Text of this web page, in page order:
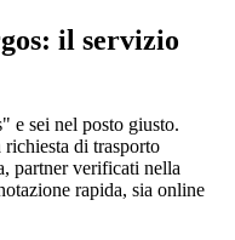
il servizio
e sei nel posto giusto.
richiesta di trasporto
partner verificati nella
rapida, sia online